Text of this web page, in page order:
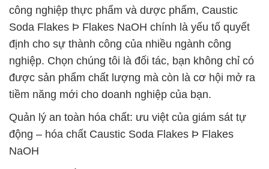
công nghiệp thực phẩm và dược phẩm, Caustic
Soda Flakes Þ Flakes NaOH chính là yếu tố quyết
định cho sự thành công của nhiều ngành công
nghiệp. Chọn chúng tôi là đối tác, bạn không chỉ có
được sản phẩm chất lượng mà còn là cơ hội mở ra
tiềm năng mới cho doanh nghiệp của bạn.
Quản lý an toàn hóa chất: ưu việt của giám sát tự
động – hóa chất Caustic Soda Flakes Þ Flakes
NaOH